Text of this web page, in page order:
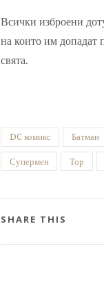
Всички изброени
на които им допадат
свята.
DC комикс Батман
Супермен Тор
SHARE THIS